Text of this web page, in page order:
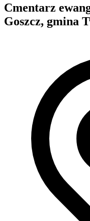
Cmentarz
Goszcz, gmina